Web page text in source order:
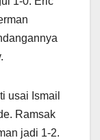
usai Ismail
Ramsak
jadi 1-2.